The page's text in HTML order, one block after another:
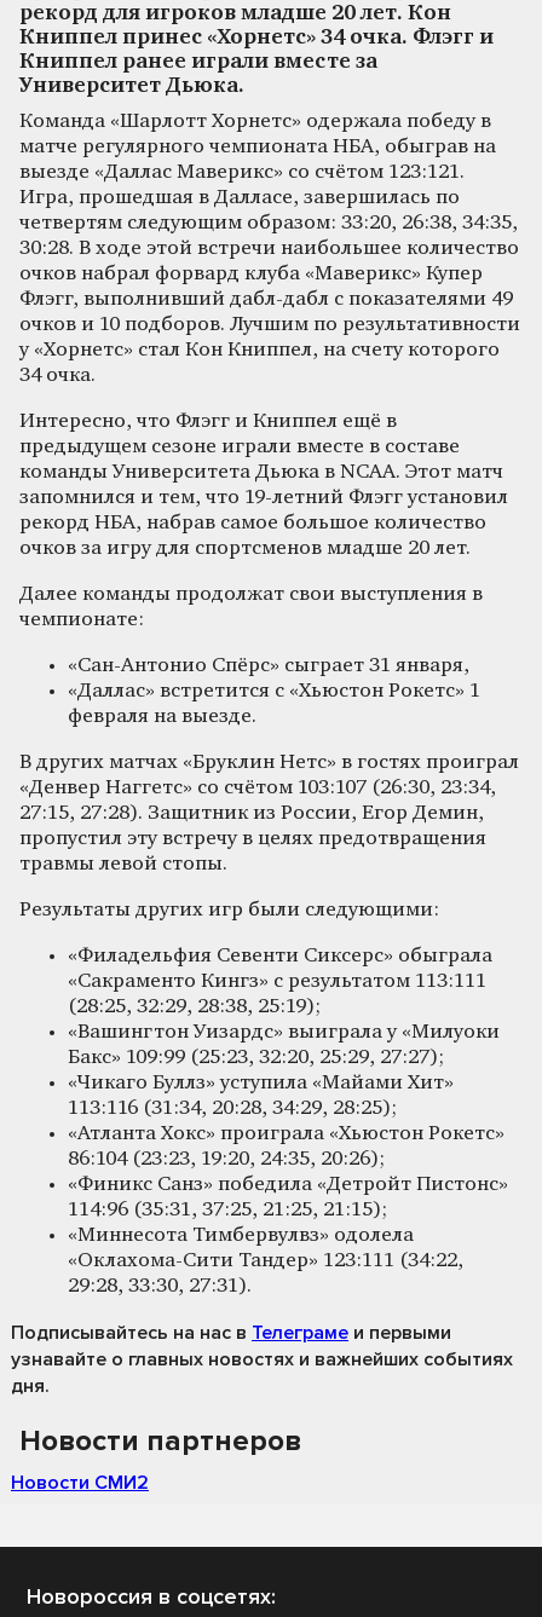
рекорд для игроков младше 20 лет. Кон
Книппел принес «Хорнетс» 34 очка. Флэгг и
Книппел ранее играли вместе за
Университет Дьюка.
Команда «Шарлотт Хорнетс» одержала победу в
матче регулярного чемпионата НБА, обыграв на
выезде «Даллас Маверикс» со счётом 123:121.
Игра, прошедшая в Далласе, завершилась по
четвертям следующим образом: 33:20, 26:38, 34:35,
30:28. В ходе этой встречи наибольшее количество
очков набрал форвард клуба «Маверикс» Купер
Флэгг, выполнивший дабл-дабл с показателями 49
очков и 10 подборов. Лучшим по результативности
у «Хорнетс» стал Кон Книппел, на счету которого
34 очка.
Интересно, что Флэгг и Книппел ещё в
предыдущем сезоне играли вместе в составе
команды Университета Дьюка в NCAA. Этот матч
запомнился и тем, что 19-летний Флэгг установил
рекорд НБА, набрав самое большое количество
очков за игру для спортсменов младше 20 лет.
Далее команды продолжат свои выступления в
чемпионате:
«Сан-Антонио Спёрс» сыграет 31 января,
«Даллас» встретится с «Хьюстон Рокетс» 1
февраля на выезде.
В других матчах «Бруклин Нетс» в гостях проиграл
«Денвер Наггетс» со счётом 103:107 (26:30, 23:34,
27:15, 27:28). Защитник из России, Егор Демин,
пропустил эту встречу в целях предотвращения
травмы левой стопы.
Результаты других игр были следующими:
«Филадельфия Севенти Сиксерс» обыграла
«Сакраменто Кингз» с результатом 113:111
(28:25, 32:29, 28:38, 25:19);
«Вашингтон Уизардс» выиграла у «Милуоки
Бакс» 109:99 (25:23, 32:20, 25:29, 27:27);
«Чикаго Буллз» уступила «Майами Хит»
113:116 (31:34, 20:28, 34:29, 28:25);
«Атланта Хокс» проиграла «Хьюстон Рокетс»
86:104 (23:23, 19:20, 24:35, 20:26);
«Финикс Санз» победила «Детройт Пистонс»
114:96 (35:31, 37:25, 21:25, 21:15);
«Миннесота Тимбервулвз» одолела
«Оклахома-Сити Тандер» 123:111 (34:22,
29:28, 33:30, 27:31).
Подписывайтесь на нас в Телеграме и первыми
узнавайте о главных новостях и важнейших событиях
дня.
Новости партнеров
Новости СМИ2
Новороссия в соцсетях: